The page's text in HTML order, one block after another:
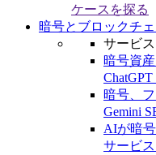
ケースを探る
暗号とブロックチ
サービス
暗号資
暗号、
Gemini
AIが暗
サービ